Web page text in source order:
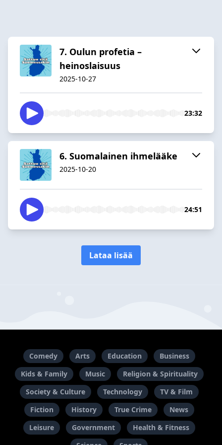
7. Oulun profetia –
heinoslaisuus
2025-10-27
23:32
6. Suomalainen ihmelääke
2025-10-20
24:51
Lataa lisää
Comedy Arts Education
Business
Kids & Family
Music
Religion & Spirituality
Society & Culture
Technology
TV & Film
Fiction
History True Crime
News
Leisure
Government
Health & Fitness